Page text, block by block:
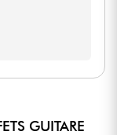
GUITARE